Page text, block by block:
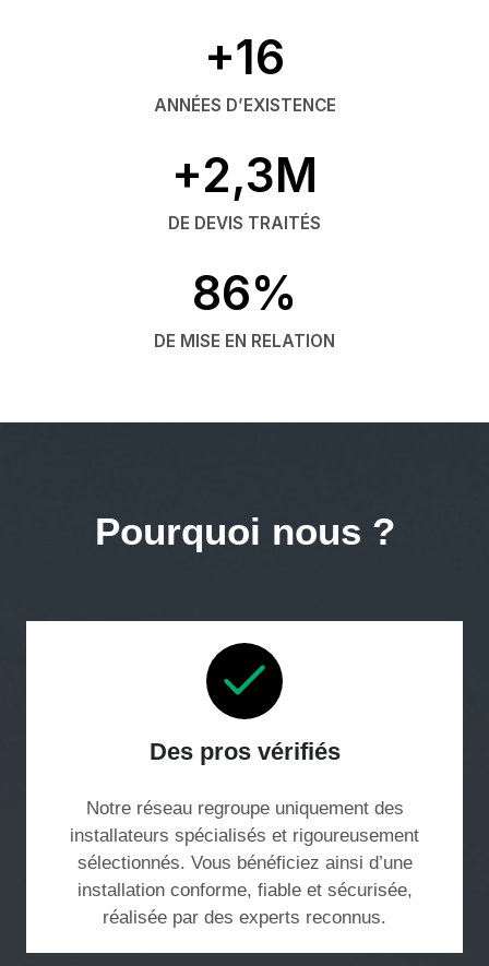
+16
ANNÉES D’EXISTENCE
+2,3M
DE DEVIS TRAITÉS
86%
DE MISE EN RELATION
Pourquoi nous ?
Des pros vérifiés
Notre réseau regroupe uniquement des
installateurs spécialisés et rigoureusement
sélectionnés. Vous bénéficiez ainsi d’une
installation conforme, fiable et sécurisée,
réalisée par des experts reconnus.